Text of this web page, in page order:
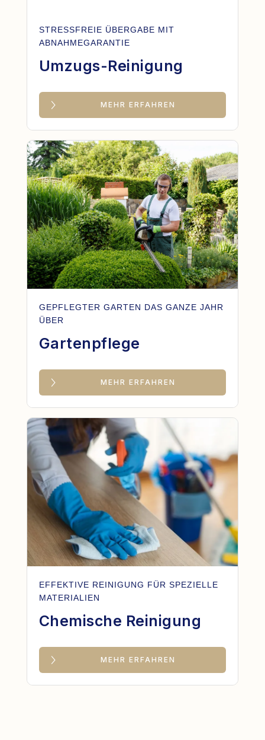
STRESSFREIE ÜBERGABE MIT
ABNAHMEGARANTIE
Umzugs-Reinigung
MEHR ERFAHREN
GEPFLEGTER GARTEN DAS GANZE JAHR
ÜBER
Gartenpflege
MEHR ERFAHREN
EFFEKTIVE REINIGUNG FÜR SPEZIELLE
MATERIALIEN
Chemische Reinigung
MEHR ERFAHREN